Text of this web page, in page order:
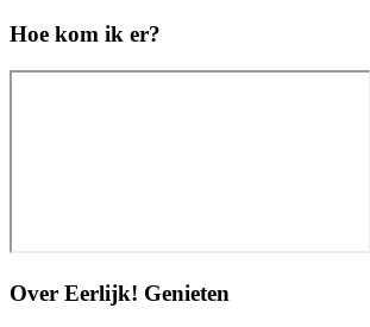
Hoe kom ik er?
Over Eerlijk! Genieten